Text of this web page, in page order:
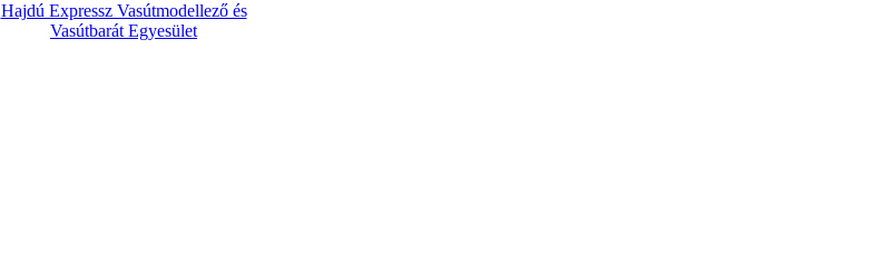
Hajdú Expressz Vasútmodellező és
Vasútbarát Egyesület